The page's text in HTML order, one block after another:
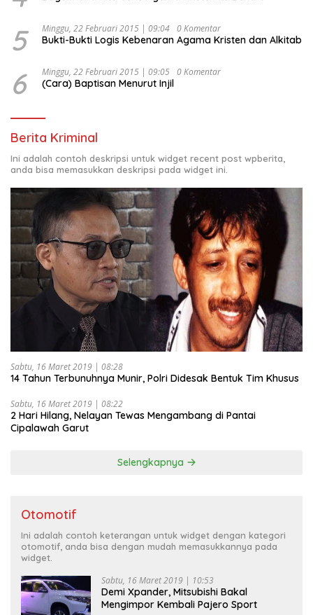
5 Minggu, 22 Februari 2015 | 09:04 0 Komentar
Bukti-Bukti Logis Kebenaran Agama Kristen dan Alkitab
6 Minggu, 22 Februari 2015 | 09:05 0 Komentar
(Cara) Baptisan Menurut Injil
Berita Kriminal
Ini adalah contoh deskripsi untuk widget recent post wpberita,
anda bisa memasukkan deskripsi pada widget ini.
Sabtu, 16 Maret 2019 | 08:28
14 Tahun Terbunuhnya Munir, Polri Didesak Bentuk Tim Khusus
Sabtu, 16 Maret 2019 | 08:22
2 Hari Hilang, Nelayan Tewas Mengambang di Pantai
Cipalawah Garut
Selengkapnya
Otomotif
Ini adalah contoh keterangan untuk widget dengan kategori
otomotif, anda bisa dengan mudah memasukkannya pada
widget.
Sabtu, 16 Maret 2019 | 10:53
Demi Xpander, Mitsubishi Bakal
Mengimpor Kembali Pajero Sport